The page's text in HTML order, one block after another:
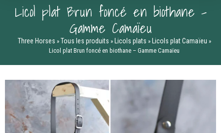
Licol plat Brun foncé en biothane –
Gamme Camaïeu
Three Horses » Tous les produits » Licols plats » Licols plat Camaïeu »
Licol plat Brun foncé en biothane – Gamme Camaïeu